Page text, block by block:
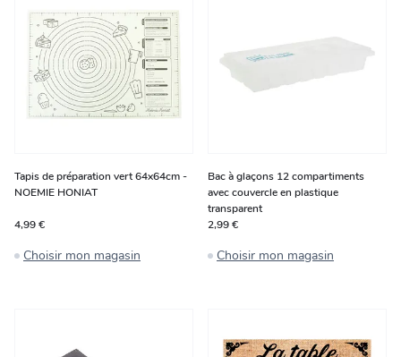
Tapis de préparation vert 64x64cm -
NOEMIE HONIAT
4,99 €
Choisir mon magasin
Bac à glaçons 12 compartiments
avec couvercle en plastique
transparent
2,99 €
Choisir mon magasin